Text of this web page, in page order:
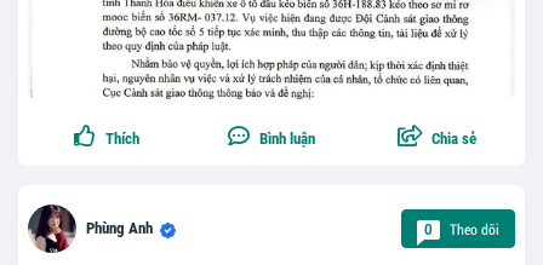
Thích Bình luận Chia sẻ
Phùng Anh 0 Theo dõi